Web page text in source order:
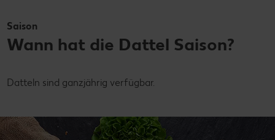
Saison
Wann hat die Dattel Saison?
Datteln sind ganzjährig verfügbar.